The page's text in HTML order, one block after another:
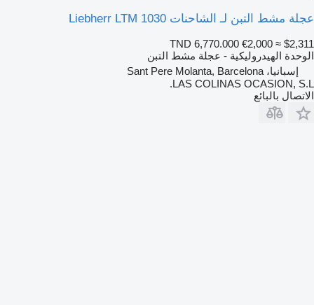
عجلة مشط التبن لـ الشاحنات Liebherr LTM 1030
TND 6,770.000 €2,000 ≈ $2,311
الوحدة الهيدروليكية - عجلة مشط التبن
إسبانيا، Sant Pere Molanta, Barcelona
LAS COLINAS OCASION, S.L.
الاتصال بالبائع